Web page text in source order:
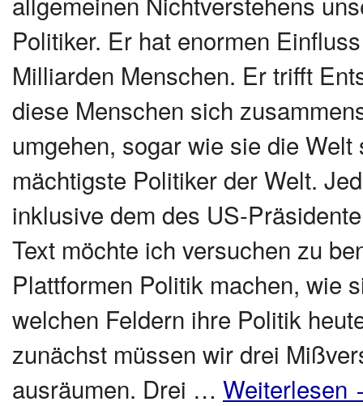
Politiker. Er hat enormen
Milliarden Menschen. Er trifft
diese Menschen sich
umgehen, sogar wie sie die
mächtigste Politiker der Welt.
inklusive dem des US-
Text möchte ich versuchen zu
Plattformen Politik machen, wie
welchen Feldern ihre Politik
zunächst müssen wir drei
ausräumen. Drei … Weiterlesen